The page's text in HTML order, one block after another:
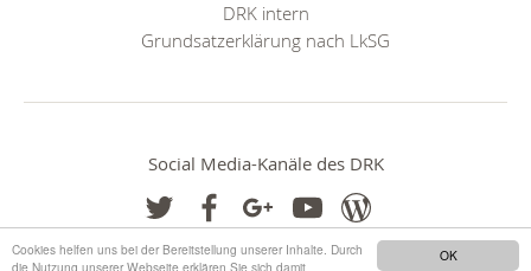
OK
Cookies helfen uns bei der Bereitstellung unserer Inhalte. Durch
die Nutzung unserer Webseite erklären Sie sich damit
DRK intern
Grundsatzerklärung nach LkSG
Social Media-Kanäle des DRK